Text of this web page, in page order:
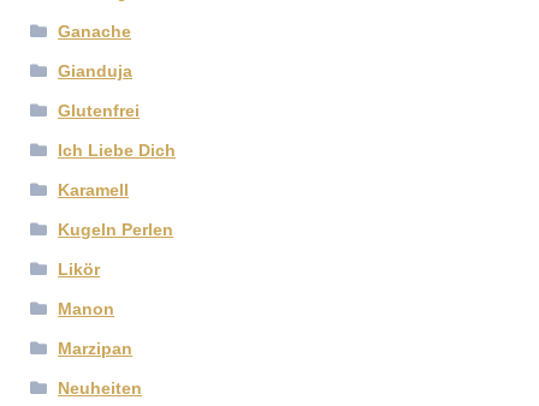
Ganache
Gianduja
Glutenfrei
Ich Liebe Dich
Karamell
Kugeln Perlen
Likör
Manon
Marzipan
Neuheiten